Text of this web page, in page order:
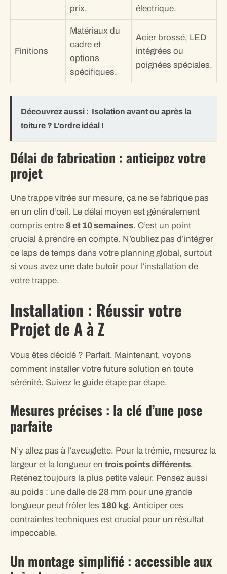
prix.
électrique.
Finitions
Matériaux du
cadre et
options
spécifiques.
Acier brossé, LED
intégrées ou
poignées spéciales.
Découvrez aussi : Isolation avant ou après la
toiture ? L'ordre idéal !
Délai de fabrication : anticipez votre
projet
Une trappe vitrée sur mesure, ça ne se fabrique pas
en un clin d’œil. Le délai moyen est généralement
compris entre 8 et 10 semaines. C’est un point
crucial à prendre en compte. N’oubliez pas d’intégrer
ce laps de temps dans votre planning global, surtout
si vous avez une date butoir pour l’installation de
votre trappe.
Installation : Réussir votre
Projet de A à Z
Vous êtes décidé ? Parfait. Maintenant, voyons
comment installer votre future solution en toute
sérénité. Suivez le guide étape par étape.
Mesures précises : la clé d’une pose
parfaite
N’y allez pas à l’aveuglette. Pour la trémie, mesurez la
largeur et la longueur en trois points différents.
Retenez toujours la plus petite valeur. Pensez aussi
au poids : une dalle de 28 mm pour une grande
longueur peut frôler les 180 kg. Anticiper ces
contraintes techniques est crucial pour un résultat
impeccable.
Un montage simplifié : accessible aux